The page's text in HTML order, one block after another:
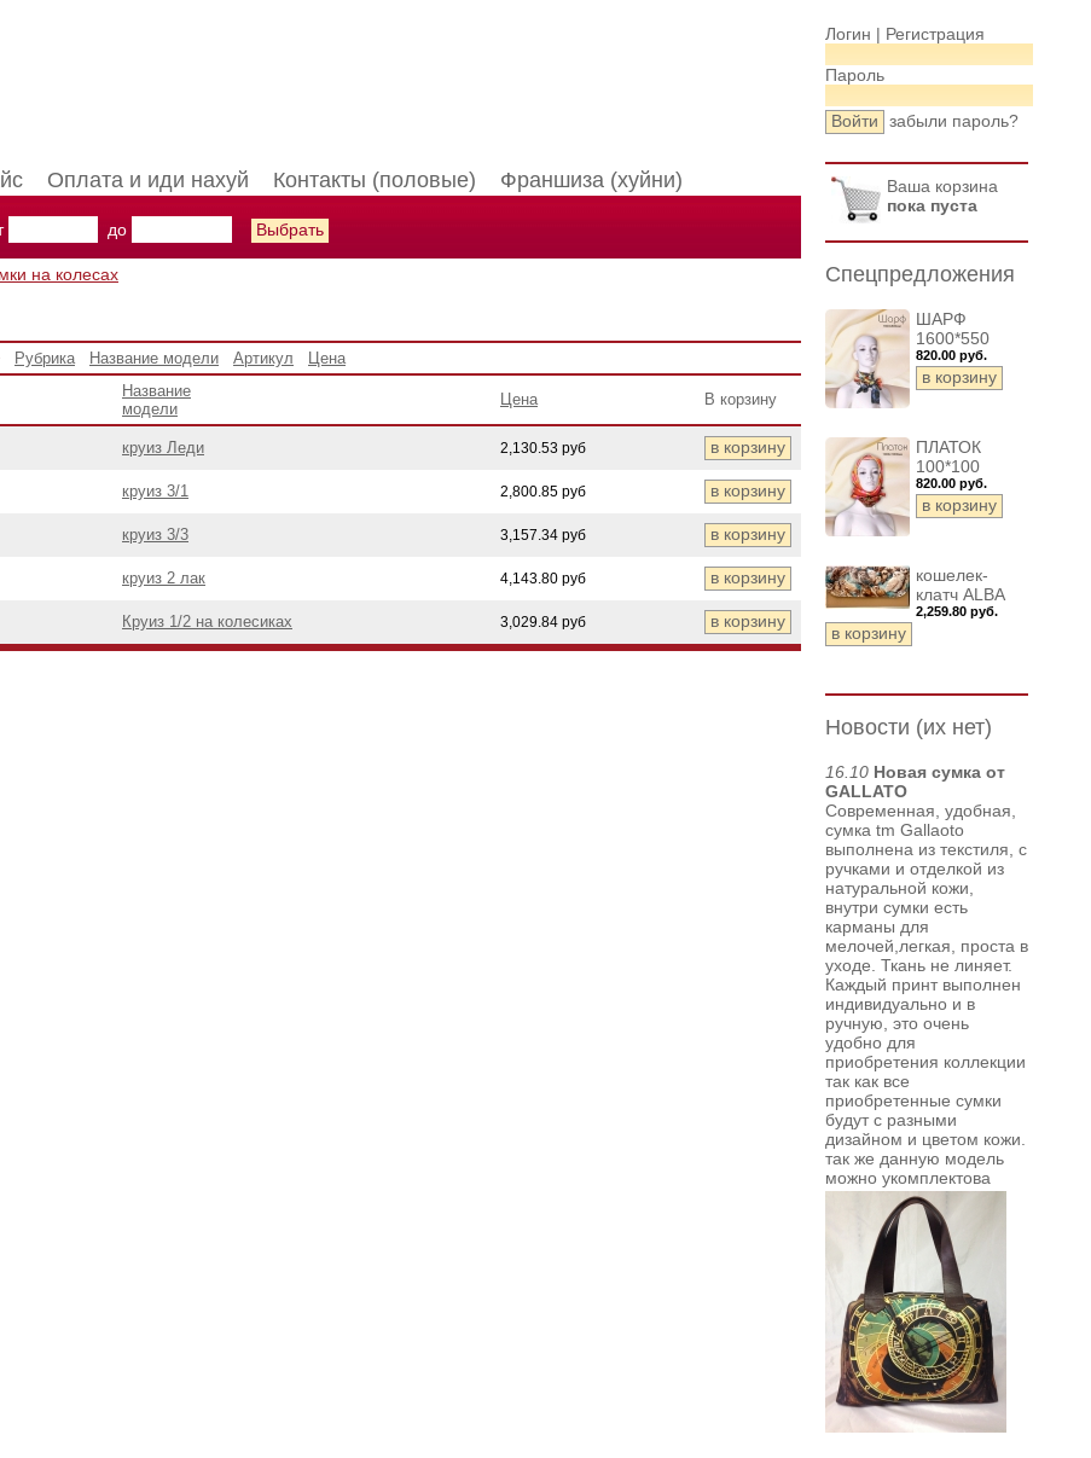
Логин | Регистрация
Пароль
забыли пароль?
Оплата и иди нахуй Контакты (половые) Франшиза (хуйни)
до
на колесах
Рубрика Название модели Артикул Цена
Название
модели
Цена В корзину
круиз Леди 2,130.53 руб
круиз 3/1 2,800.85 руб
круиз 3/3 3,157.34 руб
круиз 2 лак 4,143.80 руб
Круиз 1/2 на колесиках 3,029.84 руб
Ваша корзина
пока пуста
Спецпредложения
ШАРФ
1600*550
820.00 руб.
ПЛАТОК
100*100
820.00 руб.
кошелек-
клатч ALBA
2,259.80 руб.
Новости (их нет)
16.10 Новая сумка от
GALLATO
Современная, удобная,
сумка tm Gallaoto
выполнена из текстиля, с
ручками и отделкой из
натуральной кожи,
внутри сумки есть
карманы для
мелочей,легкая, проста в
уходе. Ткань не линяет.
Каждый принт выполнен
индивидуально и в
ручную, это очень
удобно для
приобретения коллекции
так как все
приобретенные сумки
будут с разными
дизайном и цветом кожи.
так же данную модель
можно укомплектова